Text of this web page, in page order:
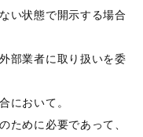
い状態で開示する場合
部業者に取り扱いを委
において。
ために必要であって、